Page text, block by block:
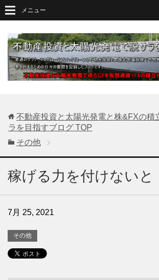
メニュー
不動産投資と太陽光発電と株&FXの積
ラを目指すブログ TOP
その他
稼げる力を付けないと
7月 25, 2021
その他